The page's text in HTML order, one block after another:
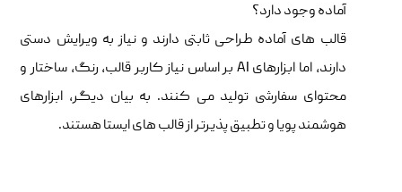
آماده وجود دارد؟
قالب های آماده طراحی ثابتی دارند و نیاز به ویرایش دستی
دارند، اما ابزارهای AI بر اساس نیاز کاربر قالب، رنگ، ساختار و
محتوای سفارشی تولید می کنند. به بیان دیگر، ابزارهای
هوشمند پویا و تطبیق پذیرتر از قالب های ایستا هستند.